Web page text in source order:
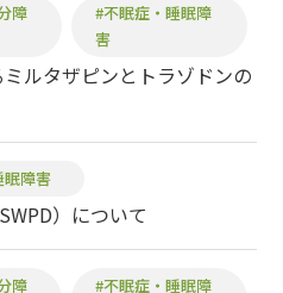
障
#不眠症・睡眠障
害
ルタザピンとトラゾドンの
眠障害
）について
障
#不眠症・睡眠障